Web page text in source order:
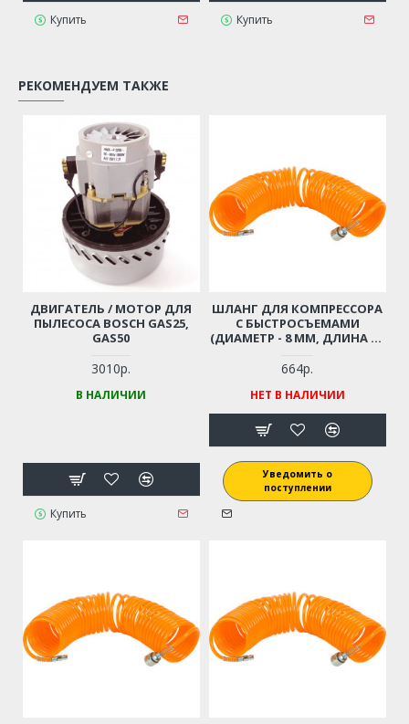
Купить Купить
РЕКОМЕНДУЕМ ТАКЖЕ
ДВИГАТЕЛЬ / МОТОР ДЛЯ
ПЫЛЕСОСА BOSCH GAS25,
GAS50
3010р.
В НАЛИЧИИ
Купить
ШЛАНГ ДЛЯ КОМПРЕССОРА
С БЫСТРОСЪЕМАМИ
(ДИАМЕТР - 8 ММ, ДЛИНА - 6
664р.
НЕТ В НАЛИЧИИ
Уведомить о
поступлении